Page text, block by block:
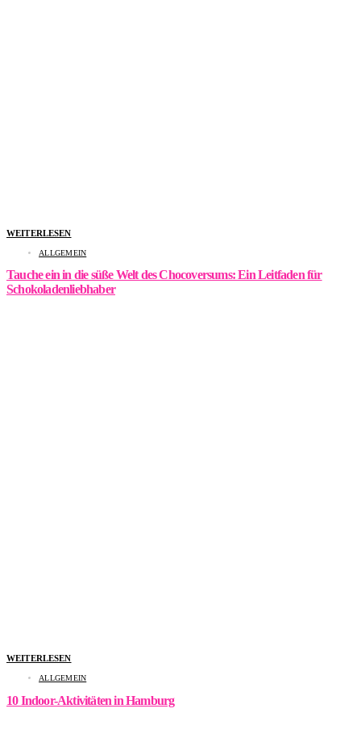
WEITERLESEN
ALLGEMEIN
Tauche ein in die süße Welt des Chocoversums: Ein Leitfaden für
Schokoladenliebhaber
WEITERLESEN
ALLGEMEIN
10 Indoor-Aktivitäten in Hamburg